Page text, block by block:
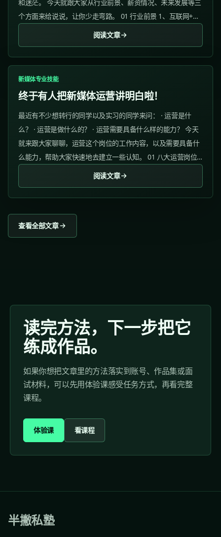
和迷茫。 今天就跟大家从行业前景、薪资情况、未来发展等三
个方面来给说说，让你少走弯路。 01 行业前景 1、互联网+的
阅读文章
新媒体专业技能
终于有人把新媒体运营讲明白啦！
最近有不少想转行的同学以及实习的同学来问： · 运营是什
么？ · 运营是做什么的？ · 运营需要具备什么样的能力？ 今天
就来跟大家聊聊，运营这个岗位的工作内容，以及需要具备什
么能力，帮助大家快速地去建立一些认知。 01 八大运营岗位
✅ 新媒体运营 薪资水平： 12年：710k...
阅读文章
查看全部文章
读完方法，下一步把它
练成作品。
如果你想把文章里的方法落实到账号、作品集或面
试材料，可以先用体验课感受任务方式，再看完整
课程。
体验课 看课程
半撇私塾